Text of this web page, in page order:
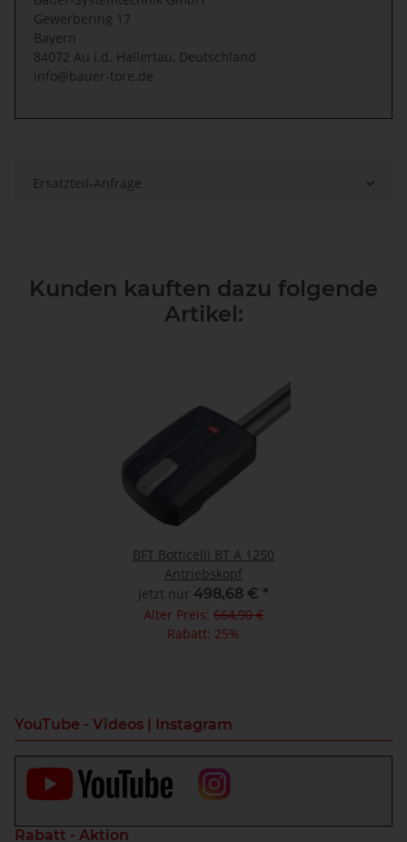
Gewerbering 17
Bayern
84072 Au i.d. Hallertau, Deutschland
info@bauer-tore.de
Ersatzteil-Anfrage
Kunden kauften dazu folgende
Artikel:
BFT Botticelli BT A 1250
Antriebskopf
jetzt nur 498,68 € *
Alter Preis: 664,90 €
Rabatt: 25%
YouTube - Videos | Instagram
Rabatt - Aktion